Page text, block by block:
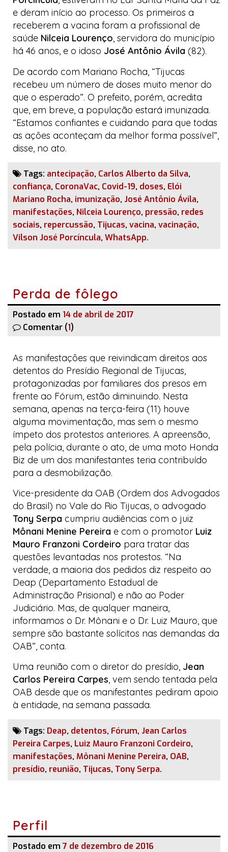
e deram início ao processo. Os primeiros a
receberem a vacina foram a profissional de
saúde Nilceia Lourenço, servidora do município
há 46 anos, e o idoso José Antônio Ávila (82).
De acordo com Mariano Rocha, “Tijucas
recebeu um número de doses muito menor do
que o esperado”. O prefeito, porém, acredita
que, em breve, a população estará imunizada.
“Estamos confiantes e cuidando para que todas
as ações aconteçam da melhor forma possível”,
disse, no ato.
Tags: antecipação, Carlos Alberto da Silva,
confiança, CoronaVac, Covid-19, doses, Elói
Mariano Rocha, imunização, José Antônio Ávila,
manifestações, Nilceia Lourenço, pressão, redes
sociais, repercussão, Tijucas, vacina, vacinação,
Vilson José Porcíncula, WhatsApp.
Perda de fôlego
Postado em 14 de abril de 2017
Comentar (1)
As manifestações que reivindicam direitos aos
detentos do Presídio Regional de Tijucas,
protagonizadas por familiares dos presos em
frente ao Fórum, estão diminuindo. Nesta
semana, apenas na terça-feira (11) houve
alguma movimentação, mas sem o mesmo
ímpeto dos protestos anteriores. A apreensão,
pela polícia, durante o ato, de uma moto Honda
Biz de um dos manifestantes teria contribuído
para a desmobilização.
Vice-presidente da OAB (Ordem dos Advogados
do Brasil) no Vale do Rio Tijucas, o advogado
Tony Serpa cumpriu audiências com o juiz
Mônani Menine Pereira e com o promotor Luiz
Mauro Franzoni Cordeiro para tratar das
questões levantadas nos protestos. “Na
verdade, a maioria dos pedidos diz respeito ao
Deap (Departamento Estadual de
Administração Prisional) e não ao Poder
Judiciário. Mas, de qualquer maneira,
informamos o Dr. Mônani e o Dr. Luiz Mauro, que
sempre são bastante solícitos nas demandas da
OAB”, conta.
Uma reunião com o diretor do presídio, Jean
Carlos Pereira Carpes, vem sendo tentada pela
OAB desde que os manifestantes pediram apoio
à entidade, na semana passada.
Tags: Deap, detentos, Fórum, Jean Carlos
Pereira Carpes, Luiz Mauro Franzoni Cordeiro,
manifestações, Mônani Menine Pereira, OAB,
presídio, reunião, Tijucas, Tony Serpa.
Perfil
Postado em 7 de dezembro de 2016